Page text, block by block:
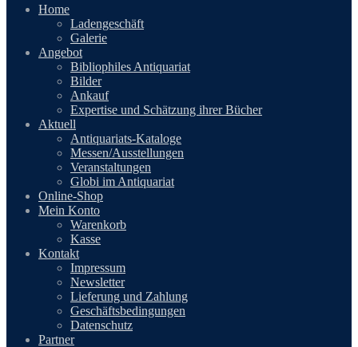
Home
Ladengeschäft
Galerie
Angebot
Bibliophiles Antiquariat
Bilder
Ankauf
Expertise und Schätzung ihrer Bücher
Aktuell
Antiquariats-Kataloge
Messen/Ausstellungen
Veranstaltungen
Globi im Antiquariat
Online-Shop
Mein Konto
Warenkorb
Kasse
Kontakt
Impressum
Newsletter
Lieferung und Zahlung
Geschäftsbedingungen
Datenschutz
Partner